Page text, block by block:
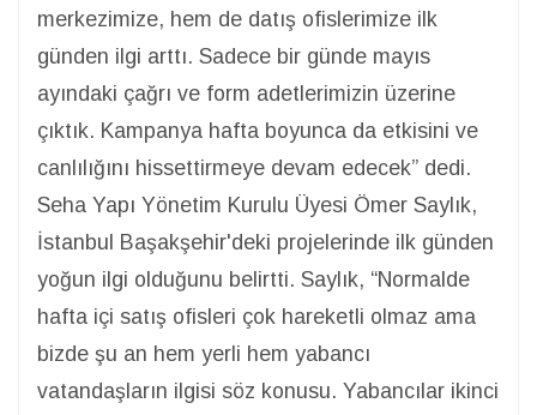
merkezimize, hem de datış ofislerimize ilk
günden ilgi arttı. Sadece bir günde mayıs
ayındaki çağrı ve form adetlerimizin üzerine
çıktık. Kampanya hafta boyunca da etkisini ve
canlılığını hissettirmeye devam edecek” dedi.
Seha Yapı Yönetim Kurulu Üyesi Ömer Saylık,
İstanbul Başakşehir'deki projelerinde ilk günden
yoğun ilgi olduğunu belirtti. Saylık, “Normalde
hafta içi satış ofisleri çok hareketli olmaz ama
bizde şu an hem yerli hem yabancı
vatandaşların ilgisi söz konusu. Yabancılar ikinci